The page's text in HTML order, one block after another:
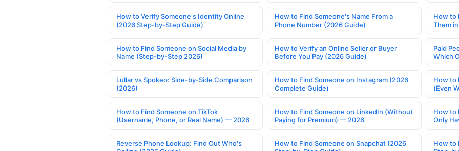
How to Verify Someone's Identity Online
(2026 Step-by-Step Guide)
How to Find Someone's Name From a
Phone Number (2026 Guide)
How to
Them
How to Find Someone on Social Media by
Name (Step-by-Step 2026)
How to Verify an Online Seller or Buyer
Before You Pay (2026 Guide)
Paid
Which
Lullar vs Spokeo: Side-by-Side Comparison
(2026)
How to Find Someone on Instagram (2026
Complete Guide)
How to
(Even
How to Find Someone on TikTok
(Username, Phone, or Real Name) — 2026
How to Find Someone on LinkedIn (Without
Paying for Premium) — 2026
How to
Only
Reverse Phone Lookup: Find Out Who's
How to Find Someone on Snapchat (2026
How to